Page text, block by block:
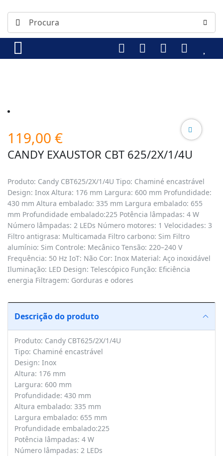
119,00 €
CANDY EXAUSTOR CBT 625/2X/1/4U
Produto: Candy CBT625/2X/1/4U Tipo: Chaminé encastrável
Design: Inox Altura: 176 mm Largura: 600 mm Profundidade:
430 mm Altura embalado: 335 mm Largura embalado: 655
mm Profundidade embalado:225 Potência lâmpadas: 4 W
Número lâmpadas: 2 LEDs Número motores: 1 Velocidades: 3
Filtro antigrasa: Multicamada Filtro carbono: Sim Filtro
alumínio: Sim Controle: Mecânico Tensão: 220–240 V
Frequência: 50 Hz IoT: Não Cor: Inox Material: Aço inoxidável
Iluminação: LED Design: Telescópico Função: Eficiência
energia Filtragem: Gorduras e odores
Descrição do produto
Produto: Candy CBT625/2X/1/4U
Tipo: Chaminé encastrável
Design: Inox
Altura: 176 mm
Largura: 600 mm
Profundidade: 430 mm
Altura embalado: 335 mm
Largura embalado: 655 mm
Profundidade embalado:225
Potência lâmpadas: 4 W
Número lâmpadas: 2 LEDs